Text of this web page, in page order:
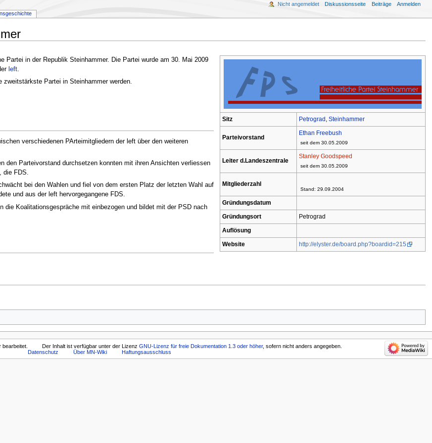
Sitz Petrograd ,Steinhammer
Parteivorstand
Ethan Freebush
seit dem 30.05.2009
Leiter d.Landeszentrale
Stanley Goodspeed
seit dem 30.05.2009
Mitgliederzahl
Stand: 29.09.2004
Gründungsdatum
Gründungsort
Petrograd
Auflösung
Website
http://elyster.de/board.php?boardid=215
Partei in der Republik Steinhammer. Die Partei wurde am 30. Mai 2009
left.
Partei in Steinhammer werden.
verschiedenen PArteimitgliedern der left über den weiteren
den Parteivorstand durchsetzen konnten mit ihren Ansichten verliessen
die FDS.
bei den Wahlen und fiel von dem ersten Platz der letzten Wahl auf
und aus der left hervorgegangene FDS.
die Koalitationsgespräche mit einbezogen und bildet mit der PSD nach
Nicht angemeldet Diskussionsseite Beiträge Anmelden
Der Inhalt ist verfügbar unter der LizenzGNU-Lizenz für freie Dokumentation 1.3 oder höher, sofern nicht anders angegeben.
Datenschutz
Über MN-Wiki Haftungsausschluss